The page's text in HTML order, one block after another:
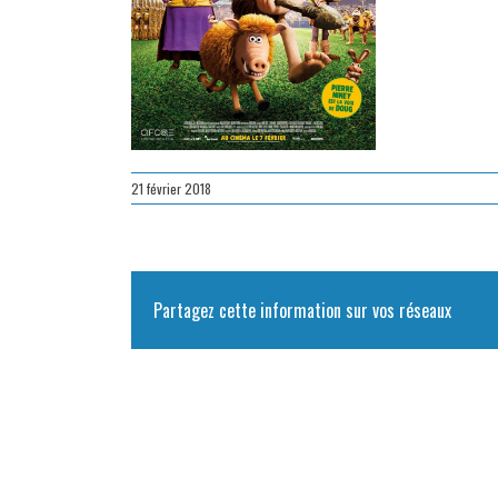
21 février 2018
Partagez cette information sur vos réseaux